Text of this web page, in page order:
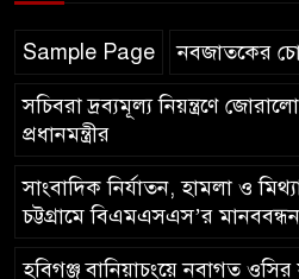
আয়োজন
Sample Page নবজাতকের
সচিবরা দ্রব্যমূল্য নিয়ন্ত্রণে
প্রধানমন্ত্রীর
সাংবাদিক নির্যাতন, হামলা ও
চট্টগ্রামে বিএমএসএস’র মানববন্ধন
হবিগঞ্জ বানিয়াচংয়ে নবাগত